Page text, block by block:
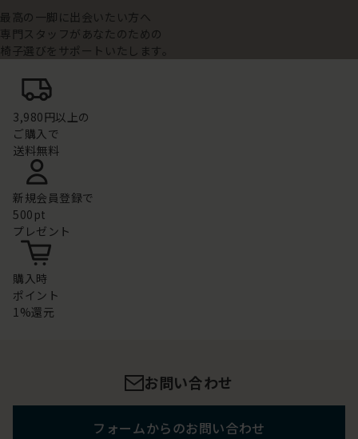
最高の一脚に出会いたい方へ
専門スタッフがあなたのための
椅子選びをサポートいたします。
3,980円以上の
ご購入で
送料無料
新規会員登録で
500pt
プレゼント
購入時
ポイント
1%還元
お問い合わせ
フォームからのお問い合わせ